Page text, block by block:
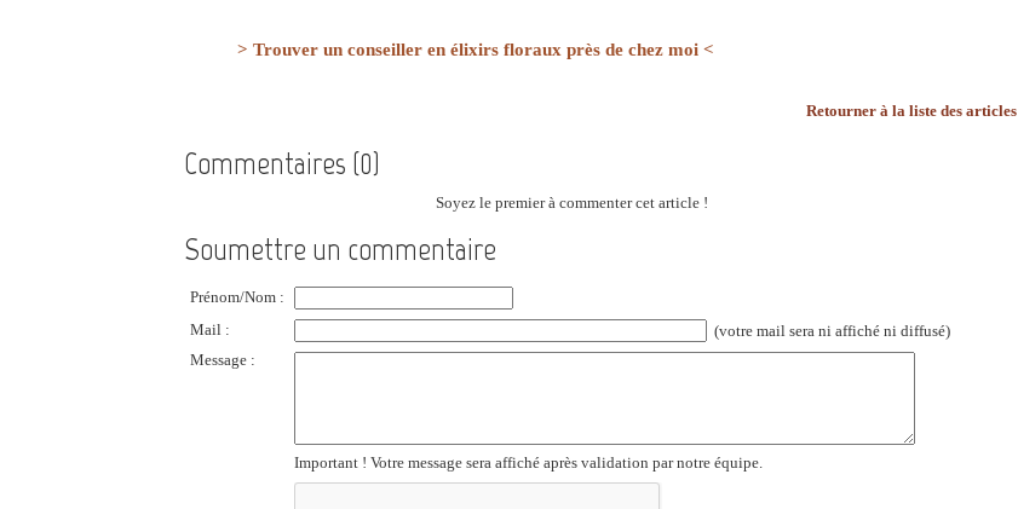
> Trouver un conseiller en élixirs floraux près de chez moi <
Retourner à la liste des articles
Commentaires (0)
Soyez le premier à commenter cet article !
Soumettre un commentaire
Prénom/Nom :
Mail :
(votre mail sera ni affiché ni diffusé)
Message :
Important ! Votre message sera affiché après validation par notre équipe.